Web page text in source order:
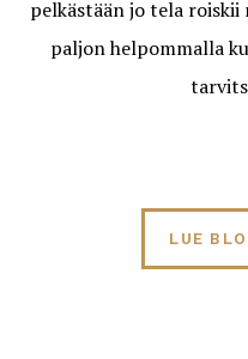
pelkästään jo tela roiskii
paljon helpommalla
LUE